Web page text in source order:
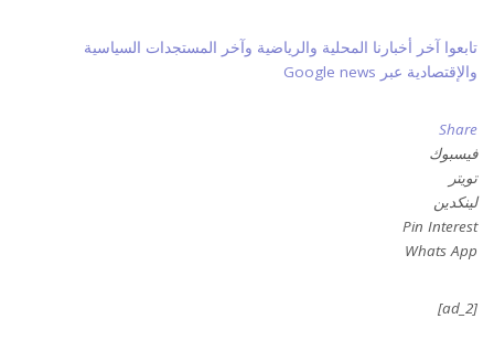
تابعوا آخر أخبارنا المحلية والرياضية وآخر المستجدات السياسية
والإقتصادية عبر Google news
Share
فيسبوك
تويتر
لينكدين
Pin Interest
Whats App
[ad_2]